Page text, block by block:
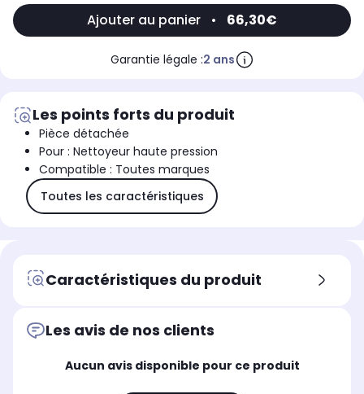
Ajouter au panier • 66,30€
Garantie légale :2 ans
Les points forts du produit
Pièce détachée
Pour : Nettoyeur haute pression
Compatible : Toutes marques
Toutes les caractéristiques
Caractéristiques du produit
Les avis de nos clients
Aucun avis disponible pour ce produit